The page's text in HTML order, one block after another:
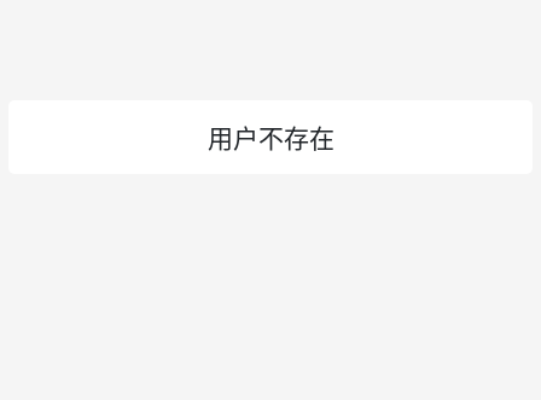
用户不存在